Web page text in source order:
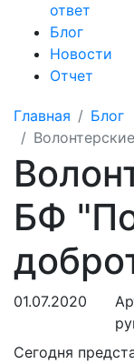
ответ
Блог
Новости
Отчет
Главная
Блог
БФ
01.07.2020
Сегодня